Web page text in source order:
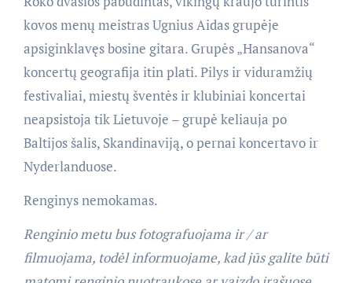
kovos menų meistras Ugnius Aidas grupėje
apsiginklavęs bosine gitara. Grupės „Hansanova“
koncertų geografija itin plati. Pilys ir viduramžių
festivaliai, miestų šventės ir klubiniai koncertai
neapsistoja tik Lietuvoje – grupė keliauja po
Baltijos šalis, Skandinaviją, o pernai koncertavo ir
Nyderlanduose.
Renginys nemokamas.
Renginio metu bus fotografuojama ir / ar
filmuojama, todėl informuojame, kad jūs galite būti